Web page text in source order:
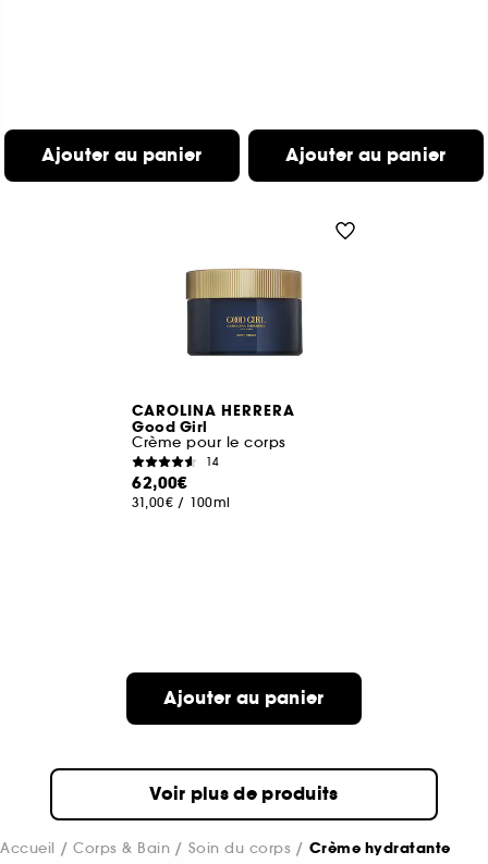
Ajouter au panier Ajouter au panier
CAROLINA HERRERA
Good Girl
Crème pour le corps
14
62,00€
31,00€ / 100ml
Ajouter au panier
Voir plus de produits
Accueil Corps & Bain Soin du corps Crème hydratante